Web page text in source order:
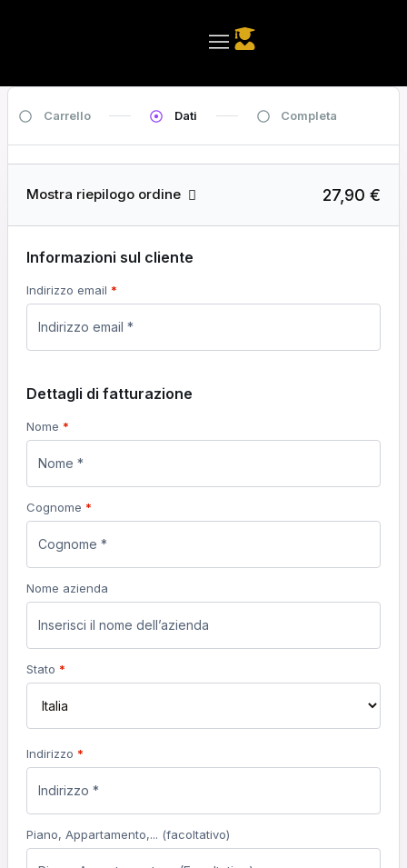
Carrello Dati Completa
Mostra riepilogo ordine 27,90 €
Informazioni sul cliente
Indirizzo email *
Dettagli di fatturazione
Nome *
Cognome *
Nome azienda
Stato *
Indirizzo *
Piano, Appartamento,... (facoltativo)